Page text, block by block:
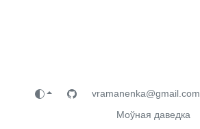
vramanenka@gmail.com
Моўная даведка